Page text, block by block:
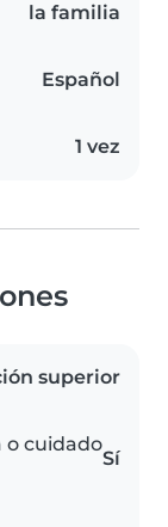
la familia
Español
1 vez
superior
o cuidado
Sí